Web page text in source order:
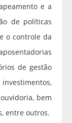
e a
de políticas
o controle da
de gestão
bem
entre outros.